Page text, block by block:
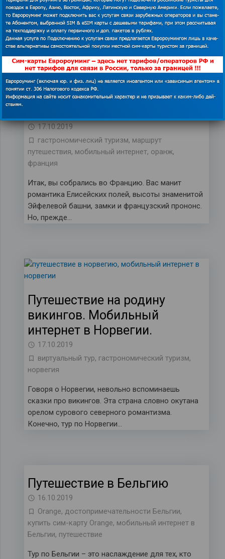
где тесно сплетены современные веяния и
исторические моменты. Что же влечет в Бельгию
туристов?…
Путешествие по Франции:
17.10.2019
гастрономический туризм, маршрут
путешествия, мобильный интернет, оранж,
франция
Итак, вы собрались во Францию. Вас манит
романтика Елисейских полей, высоты знаменитой
Эйфелевой башни, замки и французский прононс.
Но, прежде…
Путешествие на родину
викингов. Мобильный
интернет в Норвегии.
17.10.2019
виртуальный тур, гастрономический туризм,
норвегия
Говоря о Норвегии, невольно вспоминаешь
сказки про викингов. Эта страна словно окутана
орелом сурового северного романтизма.
Конечно, тур по Норвегии…
Путешествие в Бельгию
16.10.2019
Orange, достопримечательности Бельгии,
купить сим-карту Orange, мобильный интернет в
Бельгии, путешествие
Тур по Бельгии – это наслаждение для тех, кто